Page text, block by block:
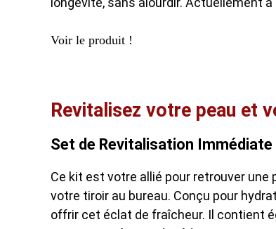
Voir le produit !
Revitalisez votre peau et
Set de Revitalisation Immédiate
Ce kit est votre allié pour retrouver
votre tiroir au bureau. Conçu pour
offrir cet éclat de fraîcheur. Il contient